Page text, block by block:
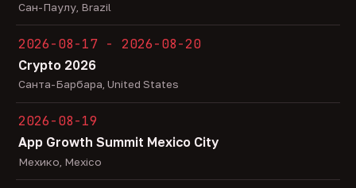
Сан-Паулу, Brazil
2026-08-17 - 2026-08-20
Crypto 2026
Санта-Барбара, United States
2026-08-19
App Growth Summit Mexico City
Мехико, Mexico